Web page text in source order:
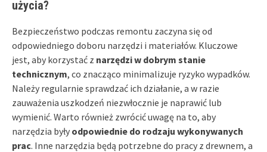
użycia?
Bezpieczeństwo podczas remontu zaczyna się od
odpowiedniego doboru narzędzi i materiałów. Kluczowe
jest, aby korzystać z narzędzi w dobrym stanie
technicznym, co znacząco minimalizuje ryzyko wypadków.
Należy regularnie sprawdzać ich działanie, a w razie
zauważenia uszkodzeń niezwłocznie je naprawić lub
wymienić. Warto również zwrócić uwagę na to, aby
narzędzia były odpowiednie do rodzaju wykonywanych
prac. Inne narzędzia będą potrzebne do pracy z drewnem, a